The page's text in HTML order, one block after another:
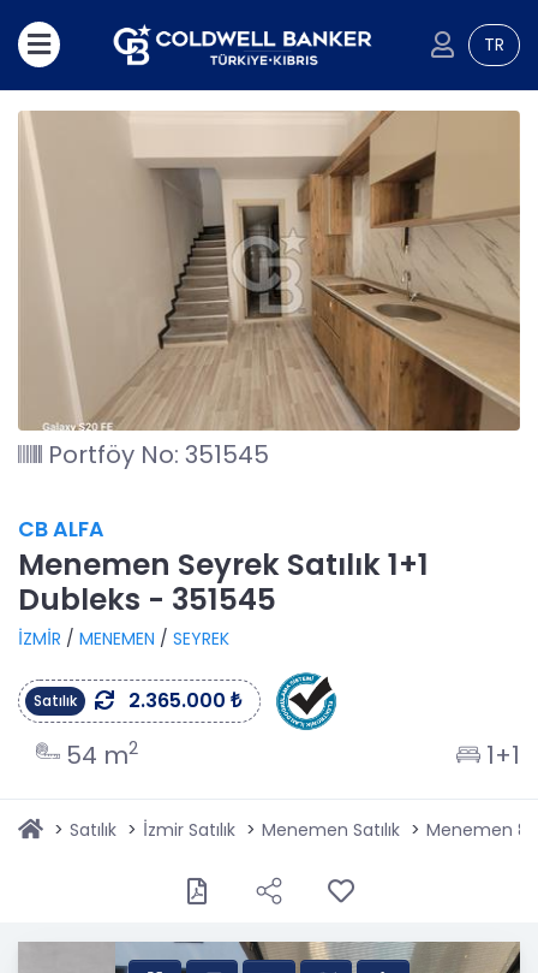
TR
Portföy No: 351545
CB ALFA
Menemen Seyrek Satılık 1+1
Dubleks - 351545
İZMİR / MENEMEN / SEYREK
Satılık 2.365.000 ₺
54 m2 1+1
Satılık İzmir Satılık Menemen Satılık Menemen